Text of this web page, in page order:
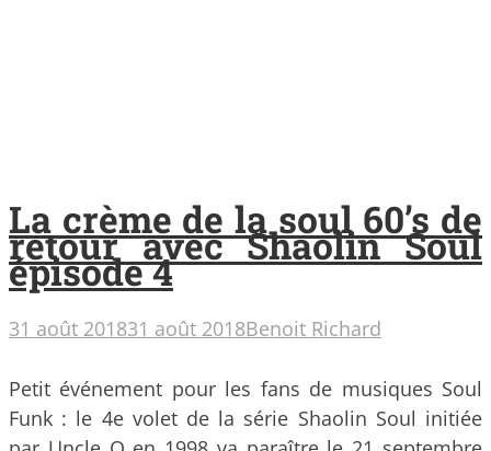
La crème de la soul 60’s de
retour avec Shaolin Soul
épisode 4
31 août 201831 août 2018Benoit Richard
Petit événement pour les fans de musiques Soul
Funk : le 4e volet de la série Shaolin Soul initiée